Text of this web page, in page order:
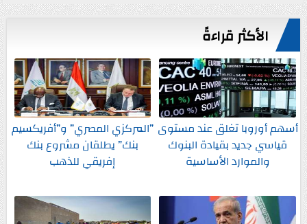
الأكثر قراءةً
أسهم أوروبا تغلق عند مستوى
قياسي جديد بقيادة البنوك
والموارد الأساسية
”المركزي المصري” و”أفريكسيم
بنك” يطلقان مشروع بنك
إفريقي للذهب